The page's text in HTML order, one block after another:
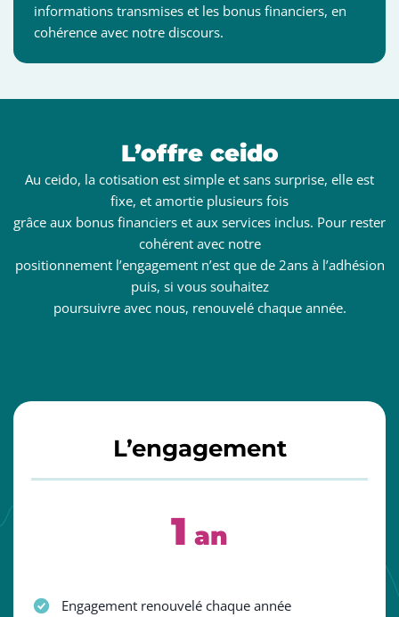
informations transmises et les bonus financiers, en
cohérence avec notre discours.
L’offre ceido
Au ceido, la cotisation est simple et sans surprise, elle est
fixe, et amortie plusieurs fois
grâce aux bonus financiers et aux services inclus. Pour rester
cohérent avec notre
positionnement l’engagement n’est que de 2ans à l’adhésion
puis, si vous souhaitez
poursuivre avec nous, renouvelé chaque année.
L’engagement
1 an
Engagement renouvelé chaque année